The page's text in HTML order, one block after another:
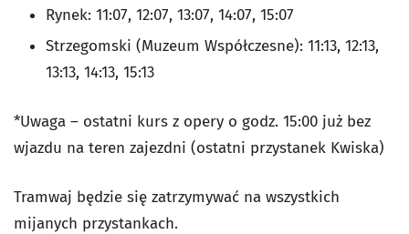
Rynek: 11:07, 12:07, 13:07, 14:07, 15:07
Strzegomski (Muzeum Współczesne): 11:13, 12:13,
13:13, 14:13, 15:13
*Uwaga – ostatni kurs z opery o godz. 15:00 już bez
wjazdu na teren zajezdni (ostatni przystanek Kwiska)
Tramwaj będzie się zatrzymywać na wszystkich
mijanych przystankach.